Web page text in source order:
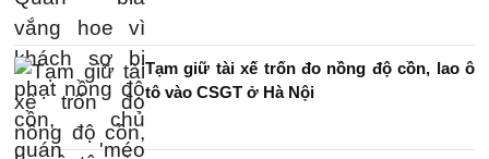
Tạm giữ tài xế trốn đo nồng độ cồn, lao ô
tô vào CSGT ở Hà Nội